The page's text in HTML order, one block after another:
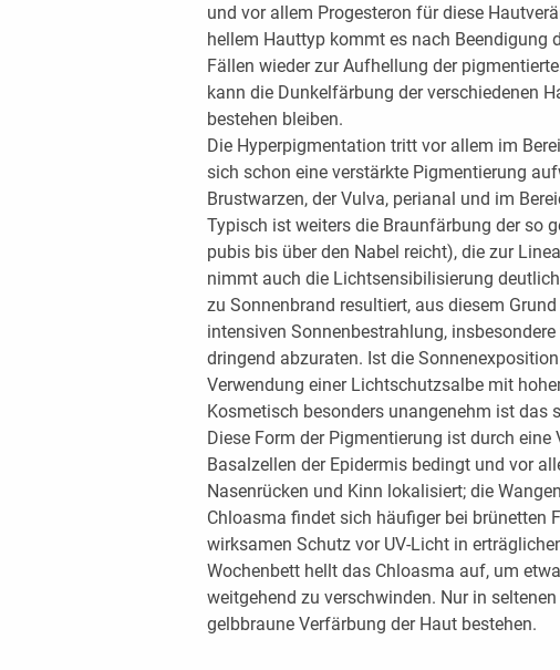
und vor allem Progesteron für diese
hellem Hauttyp kommt es nach Beendigung
Fällen wieder zur Aufhellung der
kann die Dunkelfärbung der verschiedenen
bestehen bleiben.
Die Hyperpigmentation tritt vor allem im
sich schon eine verstärkte Pigmentierung
Brustwarzen, der Vulva, perianal und im
Typisch ist weiters die Braunfärbung der so
pubis bis über den Nabel reicht), die zur
nimmt auch die Lichtsensibilisierung
zu Sonnenbrand resultiert, aus diesem
intensiven Sonnenbestrahlung,
dringend abzuraten. Ist die
Verwendung einer Lichtschutzsalbe mit
Kosmetisch besonders unangenehm ist das
Diese Form der Pigmentierung ist durch
Basalzellen der Epidermis bedingt und vor
Nasenrücken und Kinn lokalisiert; die
Chloasma findet sich häufiger bei brünetten
wirksamen Schutz vor UV-Licht in
Wochenbett hellt das Chloasma auf, um
weitgehend zu verschwinden. Nur in
gelbbraune Verfärbung der Haut bestehen.